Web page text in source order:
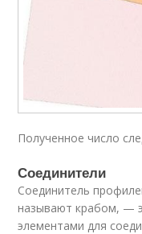
Полученное число
Соединители
Соединитель
называют крабом, —
элементами для